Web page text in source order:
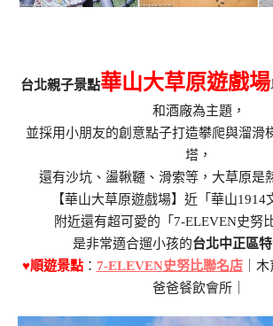
台北親子景點華山大草原遊戲場
和酒廠為主題，
並採用小朋友的創意點子打造攀爬與溜滑
塔，
還有沙坑、盪鞦韆、滑索等，大草原是
【華山大草原遊戲場】近「華山1914
附近還有超可愛的「7-ELEVEN史努
是非常適合遛小孩的台北中正區
♥順遊景點： 7-ELEVEN史努比聯名店｜木
爸爸餐飲會所｜